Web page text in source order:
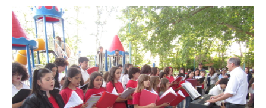
Suscribirme gratis
Dirección de correo electrónico*
Nombre